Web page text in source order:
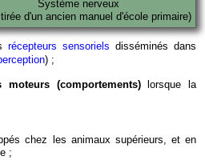
Système nerveux
d'un ancien manuel d'école primaire)
récepteurs sensoriels disséminés dans
) ;
(comportements)lorsque la
chez les animaux supérieurs, et en
;